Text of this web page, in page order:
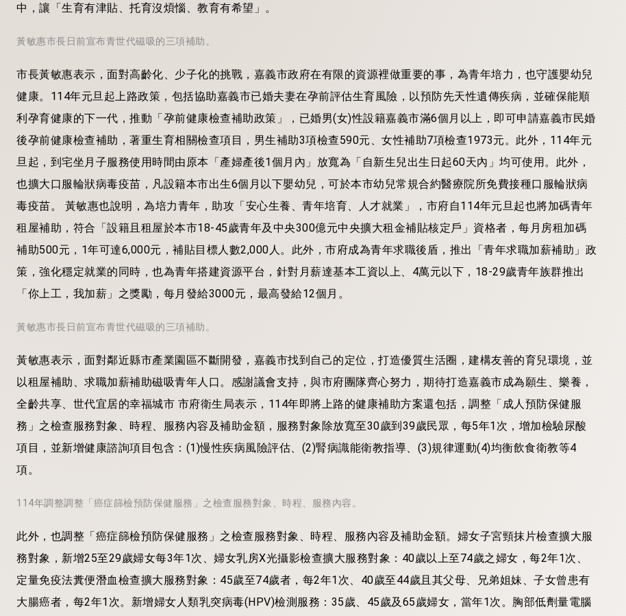
中，讓「生育有津貼、托育沒煩惱、教育有希望」。
黃敏惠市長日前宣布青世代磁吸的三項補助。
市長黃敏惠表示，面對高齡化、少子化的挑戰，嘉義市政府在有限的資源裡做重要的事，為青年培力，也守護嬰幼兒
健康。114年元旦起上路政策，包括協助嘉義市已婚夫妻在孕前評估生育風險，以預防先天性遺傳疾病，並確保能順
利孕育健康的下一代，推動「孕前健康檢查補助政策」，已婚男(女)性設籍嘉義市滿6個月以上，即可申請嘉義市民婚
後孕前健康檢查補助，著重生育相關檢查項目，男生補助3項檢查590元、女性補助7項檢查1973元。此外，114年元
旦起，到宅坐月子服務使用時間由原本「產婦產後1個月內」放寬為「自新生兒出生日起60天內」均可使用。此外，
也擴大口服輪狀病毒疫苗，凡設籍本市出生6個月以下嬰幼兒，可於本市幼兒常規合約醫療院所免費接種口服輪狀病
毒疫苗。 黃敏惠也說明，為培力青年，助攻「安心生養、青年培育、人才就業」，市府自114年元旦起也將加碼青年
租屋補助，符合「設籍且租屋於本市18-45歲青年及中央300億元中央擴大租金補貼核定戶」資格者，每月房租加碼
補助500元，1年可達6,000元，補貼目標人數2,000人。此外，市府成為青年求職後盾，推出「青年求職加薪補助」政
策，強化穩定就業的同時，也為青年搭建資源平台，針對月薪達基本工資以上、4萬元以下，18-29歲青年族群推出
「你上工，我加薪」之獎勵，每月發給3000元，最高發給12個月。
黃敏惠市長日前宣布青世代磁吸的三項補助。
黃敏惠表示，面對鄰近縣市產業園區不斷開發，嘉義市找到自己的定位，打造優質生活圈，建構友善的育兒環境，並
以租屋補助、求職加薪補助磁吸青年人口。感謝議會支持，與市府團隊齊心努力，期待打造嘉義市成為願生、樂養，
全齡共享、世代宜居的幸福城市 市府衛生局表示，114年即將上路的健康補助方案還包括，調整「成人預防保健服
務」之檢查服務對象、時程、服務內容及補助金額，服務對象除放寬至30歲到39歲民眾，每5年1次，增加檢驗尿酸
項目，並新增健康諮詢項目包含：(1)慢性疾病風險評估、(2)腎病識能衛教指導、(3)規律運動(4)均衡飲食衛教等4
項。
114年調整調整「癌症篩檢預防保健服務」之檢查服務對象、時程、服務內容。
此外，也調整「癌症篩檢預防保健服務」之檢查服務對象、時程、服務內容及補助金額。婦女子宮頸抹片檢查擴大服
務對象，新增25至29歲婦女每3年1次、婦女乳房X光攝影檢查擴大服務對象：40歲以上至74歲之婦女，每2年1次、
定量免疫法糞便潛血檢查擴大服務對象：45歲至74歲者，每2年1次、40歲至44歲且其父母、兄弟姐妹、子女曾患有
大腸癌者，每2年1次。新增婦女人類乳突病毒(HPV)檢測服務：35歲、45歲及65歲婦女，當年1次。胸部低劑量電腦